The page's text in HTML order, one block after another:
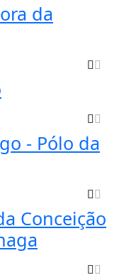
da
- Pólo da
Conceição